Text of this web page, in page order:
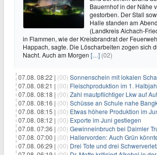
Bauernhof in der Nähe
gestorben. Der Stall
Halle standen am
(Landkreis Aichach-
in Flammen, wie der Kreisbrandrat der
Happach, sagte. Die Löscharbeiten zogen sich
Nacht. Auch am Morgen […] (02)
07.08. 08:22 | (00) Sonnenschein mit lokalen
07.08. 08:21 | (00) Fleischproduktion im 1.
07.08. 08:18 | (00) Zahl mautpflichtiger Lkw auf
07.08. 08:16 | (00) Schüsse an Schule nahe Bangkok:
07.08. 08:15 | (00) Etwas höhere Produktion im
07.08. 08:12 | (00) Exporte im Juni gestiegen
07.08. 07:36 | (00) Gewinneinbruch bei Daimler
07.08. 07:00 | (00) Hallervorden: Auch Grün
07.08. 06:29 | (00) Drei Tote und drei Schwerverletzte bei